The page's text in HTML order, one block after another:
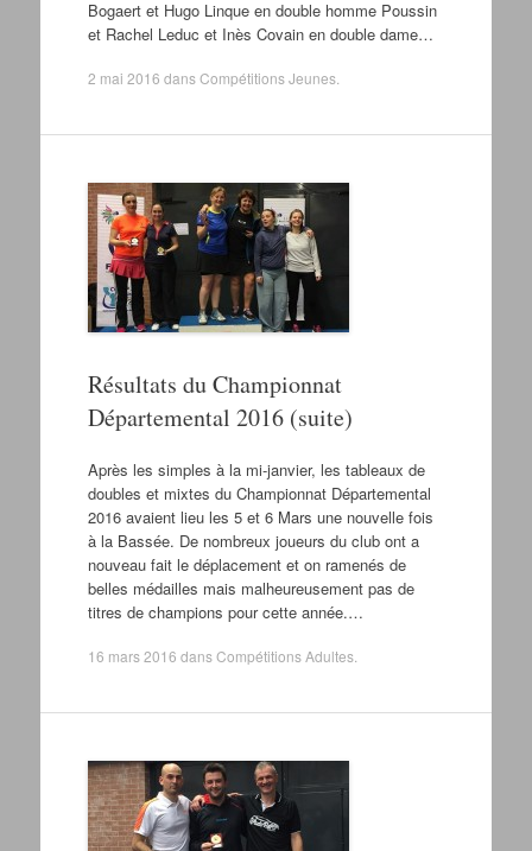
Bogaert et Hugo Linque en double homme Poussin
et Rachel Leduc et Inès Covain en double dame…
2 mai 2016 dansCompétitions Jeunes.
Résultats du Championnat
Départemental 2016 (suite)
Après les simples à la mi-janvier, les tableaux de
doubles et mixtes du Championnat Départemental
2016 avaient lieu les 5 et 6 Mars une nouvelle fois
à la Bassée. De nombreux joueurs du club ont a
nouveau fait le déplacement et on ramenés de
belles médailles mais malheureusement pas de
titres de champions pour cette année.…
16 mars 2016 dansCompétitions Adultes.